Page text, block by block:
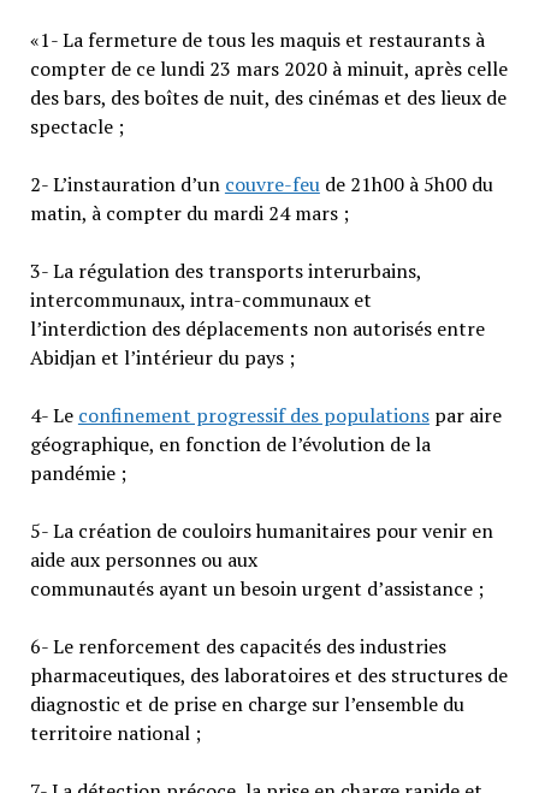
«1- La fermeture de tous les maquis et restaurants à
compter de ce lundi 23 mars 2020 à minuit, après celle
des bars, des boîtes de nuit, des cinémas et des lieux de
spectacle ;
2- L’instauration d’un couvre-feude 21h00 à 5h00 du
matin, à compter du mardi 24 mars ;
3- La régulation des transports interurbains,
intercommunaux, intra-communaux et
l’interdiction des déplacements non autorisés entre
Abidjan et l’intérieur du pays ;
4- Le confinement progressif des populationspar aire
géographique, en fonction de l’évolution de la
pandémie ;
5- La création de couloirs humanitaires pour venir en
aide aux personnes ou aux
communautés ayant un besoin urgent d’assistance ;
6- Le renforcement des capacités des industries
pharmaceutiques, des laboratoires et des structures de
diagnostic et de prise en charge sur l’ensemble du
territoire national ;